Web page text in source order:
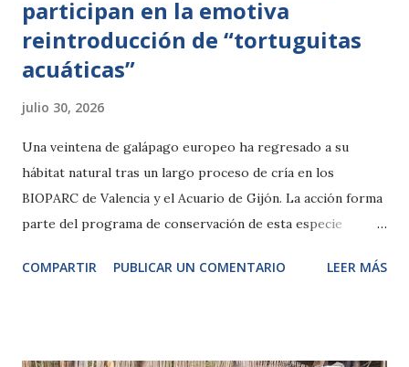
participan en la emotiva
reintroducción de “tortuguitas
acuáticas”
julio 30, 2026
Una veintena de galápago europeo ha regresado a su
hábitat natural tras un largo proceso de cría en los
BIOPARC de Valencia y el Acuario de Gijón. La acción forma
parte del programa de conservación de esta especie
y la Conselleria de Medio Ambiente de la Generalitat
COMPARTIR PUBLICAR UN COMENTARIO LEER MÁS